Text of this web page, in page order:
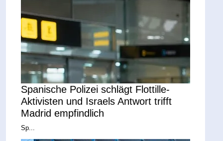
Spanische Polizei schlägt Flottille-
Aktivisten und Israels Antwort trifft
Madrid empfindlich
Sp...